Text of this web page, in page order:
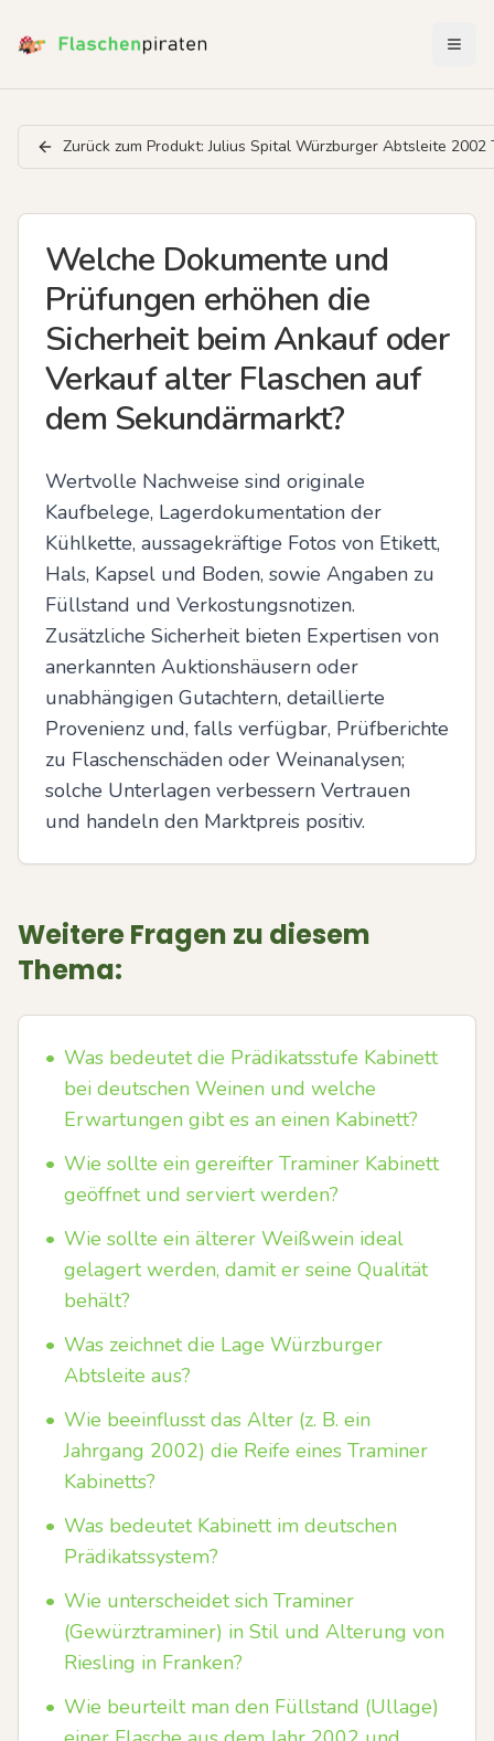
Zurück zum Produkt:Julius Spital Würzburger Abtsleite 2002
Welche Dokumente und
Prüfungen erhöhen die
Sicherheit beim Ankauf oder
Verkauf alter Flaschen auf
dem Sekundärmarkt?
Wertvolle Nachweise sind originale
Kaufbelege, Lagerdokumentation der
Kühlkette, aussagekräftige Fotos von Etikett,
Hals, Kapsel und Boden, sowie Angaben zu
Füllstand und Verkostungsnotizen.
Zusätzliche Sicherheit bieten Expertisen von
anerkannten Auktionshäusern oder
unabhängigen Gutachtern, detaillierte
Provenienz und, falls verfügbar, Prüfberichte
zu Flaschenschäden oder Weinanalysen;
solche Unterlagen verbessern Vertrauen
und handeln den Marktpreis positiv.
Weitere Fragen zu diesem
Thema:
• Was bedeutet die Prädikatsstufe Kabinett
bei deutschen Weinen und welche
Erwartungen gibt es an einen Kabinett?
• Wie sollte ein gereifter Traminer Kabinett
geöffnet und serviert werden?
• Wie sollte ein älterer Weißwein ideal
gelagert werden, damit er seine Qualität
behält?
• Was zeichnet die Lage Würzburger
Abtsleite aus?
• Wie beeinflusst das Alter (z. B. ein
Jahrgang 2002) die Reife eines Traminer
Kabinetts?
• Was bedeutet Kabinett im deutschen
Prädikatssystem?
• Wie unterscheidet sich Traminer
(Gewürztraminer) in Stil und Alterung von
Riesling in Franken?
• Wie beurteilt man den Füllstand (Ullage)